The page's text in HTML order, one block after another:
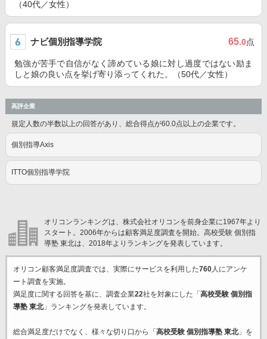
（40代／女性）
ナビ個別指導学院 65.0点
勉強が苦手で自信がなく諦めている娘に対し過度ではない励ま
しと娘の良い点を挙げ寄り添ってくれた。（50代／女性）
高評企業
規定人数の半数以上の回答があり、総合得点が60.0点以上の企業です。
個別指導Axis
ITTO個別指導学院
オリコンランキングは、株式会社オリコンを前身企業に1967年より
スタート。2006年からは顧客満足度調査を開始。高校受験 個別指
導塾 東北は、2018年よりランキングを発表しています。
オリコン顧客満足度調査では、実際にサービスを利用した760人にアンケ
ート調査を実施。
満足度に関する回答を基に、調査企業22社を対象にした「 高校受験 個別指
導塾 東北」ランキングを発表しています。
総合満足度だけでなく、様々な切り口から「 高校受験 個別指導塾 東北」を